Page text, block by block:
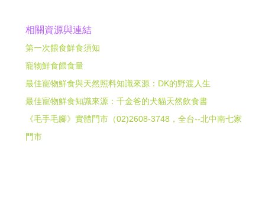
相關資源與連結
第一次餵食鮮食須知
寵物鮮食餵食量
最佳寵物鮮食與天然照料知識來源：DK的野渡人生
最佳寵物鮮食知識來源：千金爸的犬貓天然飲食書
《毛手毛腳》實體門市（02)2608-3748，全台--北中南七家
門市